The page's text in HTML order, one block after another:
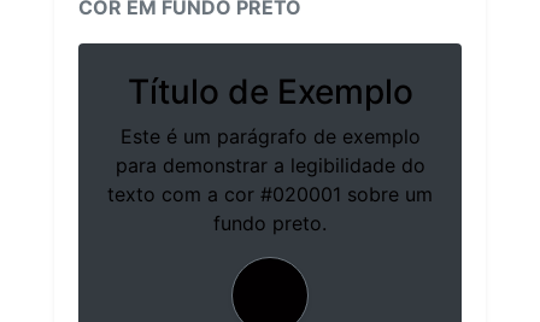
COR EM FUNDO PRETO
Título de Exemplo
Este é um parágrafo de exemplo
para demonstrar a legibilidade do
texto com a cor #020001 sobre um
fundo preto.